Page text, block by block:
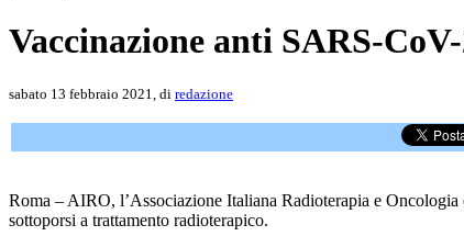
Vaccinazione anti SARS-
sabato 13 febbraio 2021, di redazione
Roma – AIRO, l’Associazione Italiana Radioterapia e
sottoporsi a trattamento radioterapico.